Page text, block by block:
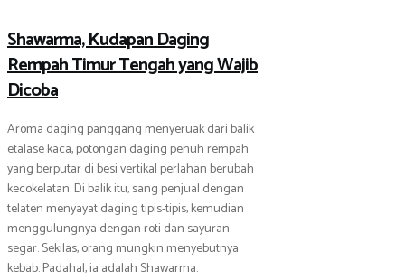
Shawarma, Kudapan Daging
Rempah Timur Tengah yang Wajib
Dicoba
Aroma daging panggang menyeruak dari balik
etalase kaca, potongan daging penuh rempah
yang berputar di besi vertikal perlahan berubah
kecokelatan. Di balik itu, sang penjual dengan
telaten menyayat daging tipis-tipis, kemudian
menggulungnya dengan roti dan sayuran
segar. Sekilas, orang mungkin menyebutnya
kebab. Padahal, ia adalah Shawarma.